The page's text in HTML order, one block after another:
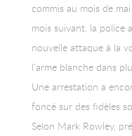
commis au mois de
mois suivant, la police
nouvelle attaque à la
l’arme blanche dans
Une arrestation a
foncé sur des fidèles
Selon Mark Rowley,